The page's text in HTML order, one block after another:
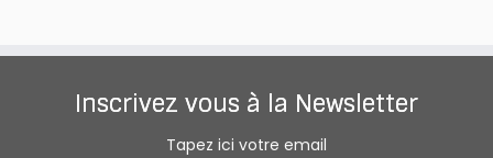
Inscrivez vous à la Newsletter
Tapez ici votre email